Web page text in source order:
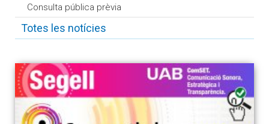
Consulta pública prèvia
Totes les notícies